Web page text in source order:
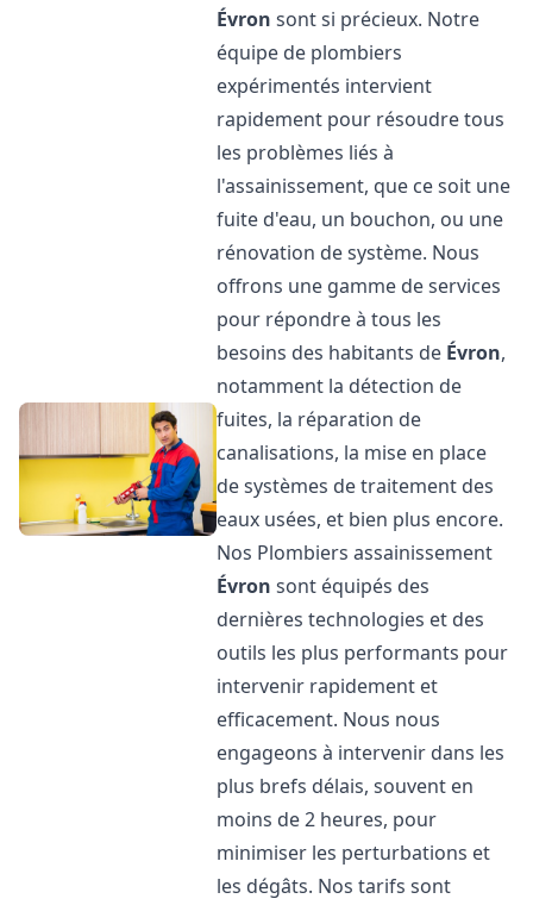
Évron sont si précieux. Notre
équipe de plombiers
expérimentés intervient
rapidement pour résoudre tous
les problèmes liés à
l'assainissement, que ce soit une
fuite d'eau, un bouchon, ou une
rénovation de système. Nous
offrons une gamme de services
pour répondre à tous les
besoins des habitants de Évron,
notamment la détection de
fuites, la réparation de
canalisations, la mise en place
de systèmes de traitement des
eaux usées, et bien plus encore.
Nos Plombiers assainissement
Évron sont équipés des
dernières technologies et des
outils les plus performants pour
intervenir rapidement et
efficacement. Nous nous
engageons à intervenir dans les
plus brefs délais, souvent en
moins de 2 heures, pour
minimiser les perturbations et
les dégâts. Nos tarifs sont